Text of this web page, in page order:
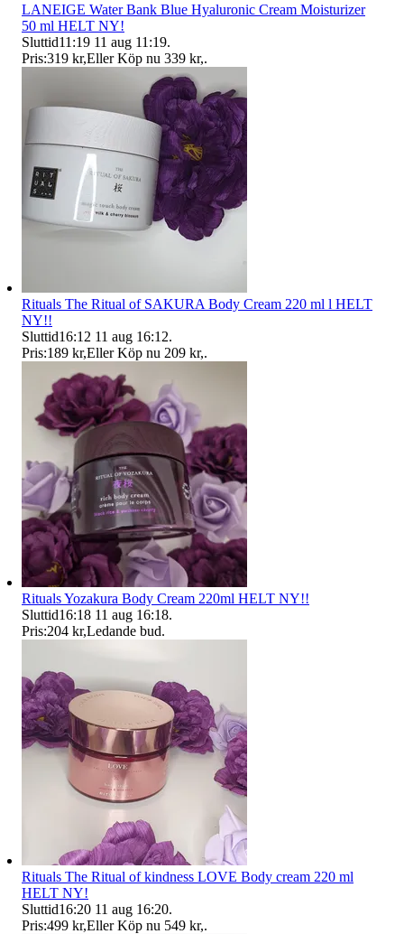
LANEIGE Water Bank Blue Hyaluronic Cream Moisturizer
50 ml HELT NY!
Sluttid11:19 11 aug 11:19.
Pris:319 kr,Eller Köp nu 339 kr,.
Rituals The Ritual of SAKURA Body Cream 220 ml l HELT
NY!!
Sluttid16:12 11 aug 16:12.
Pris:189 kr,Eller Köp nu 209 kr,.
Rituals Yozakura Body Cream 220ml HELT NY!!
Sluttid16:18 11 aug 16:18.
Pris:204 kr,Ledande bud.
Rituals The Ritual of kindness LOVE Body cream 220 ml
HELT NY!
Sluttid16:20 11 aug 16:20.
Pris:499 kr,Eller Köp nu 549 kr,.